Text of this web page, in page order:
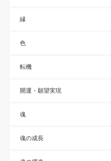
縁
色
転機
開運・願望実現
魂
魂の成長